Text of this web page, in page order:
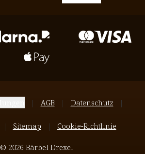
AGB Datenschutz
Sitemap Cookie-Richtlinie
© 2026 Bärbel Drexel